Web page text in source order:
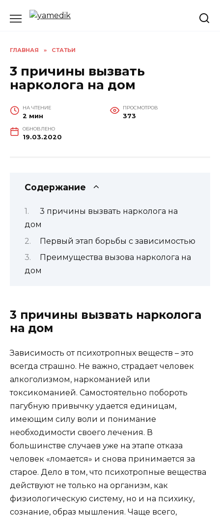
ГЛАВНАЯ » СТАТЬИ
3 причины вызвать
нарколога на дом
НА ЧТЕНИЕ
2 мин
ПРОСМОТРОВ
373
ОБНОВЛЕНО
19.03.2020
Содержание
3 причины вызвать нарколога на
дом
Первый этап борьбы с зависимостью
Преимущества вызова нарколога на
дом
3 причины вызвать нарколога
на дом
Зависимость от психотропных веществ – это
всегда страшно. Не важно, страдает человек
алкоголизмом, наркоманией или
токсикоманией. Самостоятельно побороть
пагубную привычку удается единицам,
имеющим силу воли и понимание
необходимости своего лечения. В
большинстве случаев уже на этапе отказа
человек «ломается» и снова принимается за
старое. Дело в том, что психотропные вещества
действуют не только на организм, как
физиологическую систему, но и на психику,
сознание, образ мышления. Чаще всего,